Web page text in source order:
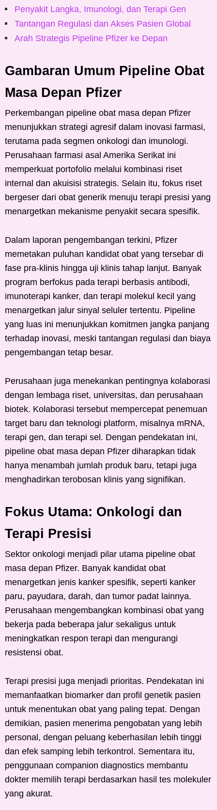
Penyakit Langka, Imunologi, dan Terapi Gen
Tantangan Regulasi dan Akses Pasien Global
Arah Strategis Pipeline Pfizer ke Depan
Gambaran Umum Pipeline Obat
Masa Depan Pfizer
Perkembangan pipeline obat masa depan Pfizer
menunjukkan strategi agresif dalam inovasi farmasi,
terutama pada segmen onkologi dan imunologi.
Perusahaan farmasi asal Amerika Serikat ini
memperkuat portofolio melalui kombinasi riset
internal dan akuisisi strategis. Selain itu, fokus riset
bergeser dari obat generik menuju terapi presisi yang
menargetkan mekanisme penyakit secara spesifik.
Dalam laporan pengembangan terkini, Pfizer
memetakan puluhan kandidat obat yang tersebar di
fase pra-klinis hingga uji klinis tahap lanjut. Banyak
program berfokus pada terapi berbasis antibodi,
imunoterapi kanker, dan terapi molekul kecil yang
menargetkan jalur sinyal seluler tertentu. Pipeline
yang luas ini menunjukkan komitmen jangka panjang
terhadap inovasi, meski tantangan regulasi dan biaya
pengembangan tetap besar.
Perusahaan juga menekankan pentingnya kolaborasi
dengan lembaga riset, universitas, dan perusahaan
biotek. Kolaborasi tersebut mempercepat penemuan
target baru dan teknologi platform, misalnya mRNA,
terapi gen, dan terapi sel. Dengan pendekatan ini,
pipeline obat masa depan Pfizer diharapkan tidak
hanya menambah jumlah produk baru, tetapi juga
menghadirkan terobosan klinis yang signifikan.
Fokus Utama: Onkologi dan
Terapi Presisi
Sektor onkologi menjadi pilar utama pipeline obat
masa depan Pfizer. Banyak kandidat obat
menargetkan jenis kanker spesifik, seperti kanker
paru, payudara, darah, dan tumor padat lainnya.
Perusahaan mengembangkan kombinasi obat yang
bekerja pada beberapa jalur sekaligus untuk
meningkatkan respon terapi dan mengurangi
resistensi obat.
Terapi presisi juga menjadi prioritas. Pendekatan ini
memanfaatkan biomarker dan profil genetik pasien
untuk menentukan obat yang paling tepat. Dengan
demikian, pasien menerima pengobatan yang lebih
personal, dengan peluang keberhasilan lebih tinggi
dan efek samping lebih terkontrol. Sementara itu,
penggunaan companion diagnostics membantu
dokter memilih terapi berdasarkan hasil tes molekuler
yang akurat.